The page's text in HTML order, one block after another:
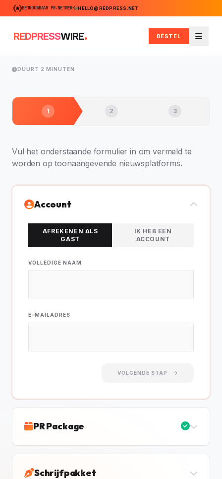
BETROUWBAAR PR-NETWERK HELLO@REDPRESS.NET
REDPRESSWIRE. BESTEL
Menu
DUURT 2 MINUTEN
1 2 3
Vul het onderstaande formulier in om vermeld te
worden op toonaangevende nieuwsplatforms.
Account
AFREKENEN ALS
GAST
IK HEB EEN
ACCOUNT
VOLLEDIGE NAAM
E-MAILADRES
VOLGENDE STAP
PR Package
Schrijfpakket